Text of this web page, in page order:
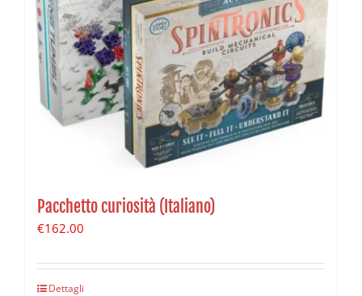
Pacchetto curiosità (Italiano)
€162.00
Dettagli